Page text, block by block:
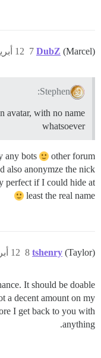
DubZ (Marcel) 12 أبريل 2019، 12:28ص 7
Stephen:
avatar, with no name
whatsoever
any bots
other forum
also anonymze the nick
perfect if I could hide at
least the real name
tshenry (Taylor) 12 أبريل 2019، 12:31ص 8
It should be doable
a decent amount on my
I get back to you with
anything.